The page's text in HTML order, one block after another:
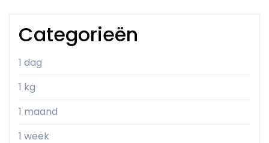
Categorieën
1 dag
1 kg
1 maand
1 week